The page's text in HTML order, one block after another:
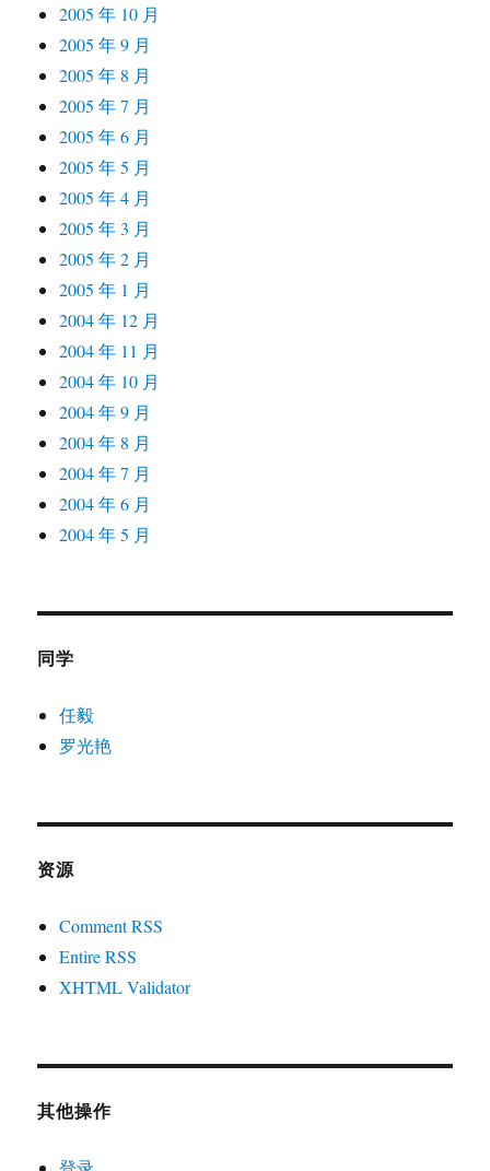
2005 年 10 月
2005 年 9 月
2005 年 8 月
2005 年 7 月
2005 年 6 月
2005 年 5 月
2005 年 4 月
2005 年 3 月
2005 年 2 月
2005 年 1 月
2004 年 12 月
2004 年 11 月
2004 年 10 月
2004 年 9 月
2004 年 8 月
2004 年 7 月
2004 年 6 月
2004 年 5 月
同学
任毅
罗光艳
资源
Comment RSS
Entire RSS
XHTML Validator
其他操作